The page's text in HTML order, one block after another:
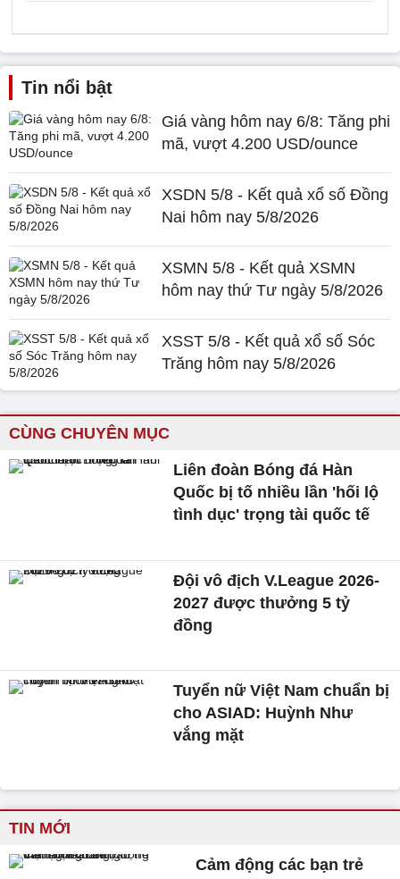
Tin nổi bật
Giá vàng hôm nay 6/8: Tăng phi
mã, vượt 4.200 USD/ounce
XSDN 5/8 - Kết quả xổ số Đồng
Nai hôm nay 5/8/2026
XSMN 5/8 - Kết quả XSMN
hôm nay thứ Tư ngày 5/8/2026
XSST 5/8 - Kết quả xổ số Sóc
Trăng hôm nay 5/8/2026
CÙNG CHUYÊN MỤC
Liên đoàn Bóng đá Hàn
Quốc bị tố nhiều lần 'hối lộ
tình dục' trọng tài quốc tế
Đội vô địch V.League 2026-
2027 được thưởng 5 tỷ
đồng
Tuyển nữ Việt Nam chuẩn bị
cho ASIAD: Huỳnh Như
vắng mặt
TIN MỚI
Cảm động các bạn trẻ